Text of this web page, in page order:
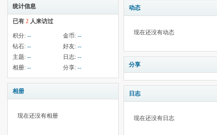
统计信息
已有 2 人来访过
积分: -- 金币: --
钻石: -- 好友: --
主题: -- 日志: --
相册: -- 分享: --
相册
现在还没有相册
动态
现在还没有动态
分享
日志
现在还没有日志